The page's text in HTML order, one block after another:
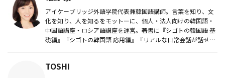
アイケーブリッジ外語学院代表兼韓国語講師。言葉を知り、文
化を知り、人を知るをモットーに、個人・法人向けの韓国語・
中国語講座・ロシア語講座を運営。著書に『シゴトの韓国語 基
礎編』『シゴトの韓国語 応用編』『リアルな日常会話が話せ
TOSHI